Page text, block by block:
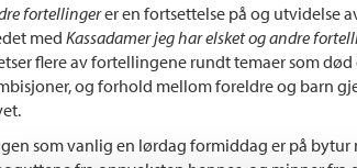
fortellingerer en fortsettelse på og utvidelse
med Kassadamer jeg har elsketogandre
flere av fortellingene rundt temaer som død
og forhold mellom foreldre og barn
som vanlig en lørdag formiddag er på bytur